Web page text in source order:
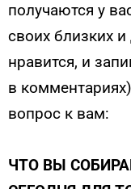
получаются у
своих близких
нравится, и
в
вопрос к вам:
ЧТО ВЫ